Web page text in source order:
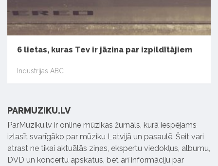
6 lietas, kuras Tev ir jāzina par izpildītājiem
Industrijas ABC
PARMUZIKU.LV
ParMuziku.lv ir online mūzikas žurnāls, kurā iespējams
izlasīt svarīgāko par mūziku Latvijā un pasaulē. Šeit vari
atrast ne tikai aktuālās ziņas, ekspertu viedokļus, albumu,
DVD un koncertu apskatus, bet arī informāciju par